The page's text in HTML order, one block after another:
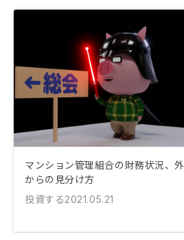
マンション管理組合の財務状況、外
からの見分け方
投資する2021.05.21